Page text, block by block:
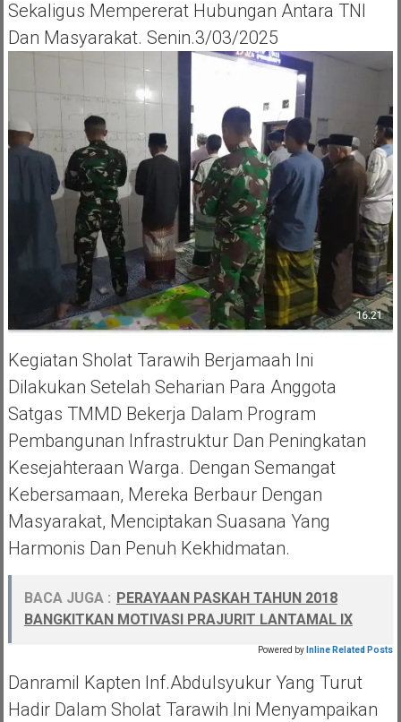
Sekaligus Mempererat Hubungan Antara TNI
Dan Masyarakat. Senin.3/03/2025
Kegiatan Sholat Tarawih Berjamaah Ini
Dilakukan Setelah Seharian Para Anggota
Satgas TMMD Bekerja Dalam Program
Pembangunan Infrastruktur Dan Peningkatan
Kesejahteraan Warga. Dengan Semangat
Kebersamaan, Mereka Berbaur Dengan
Masyarakat, Menciptakan Suasana Yang
Harmonis Dan Penuh Kekhidmatan.
BACA JUGA : PERAYAAN PASKAH TAHUN 2018
BANGKITKAN MOTIVASI PRAJURIT LANTAMAL IX
Powered by Inline Related Posts
Danramil Kapten Inf.Abdulsyukur Yang Turut
Hadir Dalam Sholat Tarawih Ini Menyampaikan